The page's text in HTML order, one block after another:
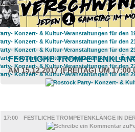
FESTLICHE
AM 15.12.2017 (FREITAG) UM 17:00
17:00
FESTLICHE TROMPETENKLÄNGE IN